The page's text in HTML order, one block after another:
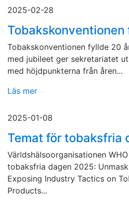
2025-02-28
Tobakskonventionen fyllde 20
med jubileet ger sekretariatet
med höjdpunkterna från åren...
Läs mer
2025-01-08
Temat för tobaksfria
Världshälsoorganisationen
tobaksfria dagen 2025:
Exposing Industry Tactics on
Products...